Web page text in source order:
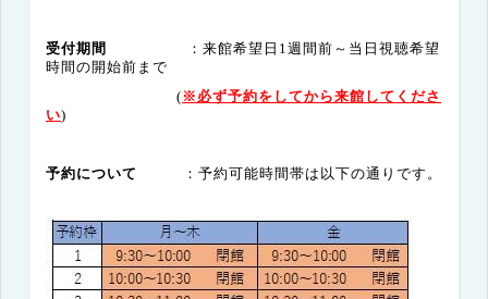
受付期間
：来館希望日1週間前～当日視聴希望
時間の開始前まで
( ※必ず予約をしてから来館してくださ
い)
予約について ：予約可能時間帯は以下の通りです。